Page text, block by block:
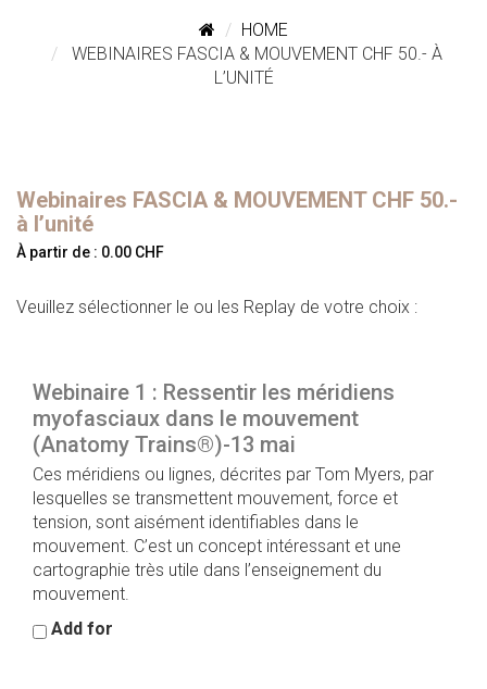
HOME
WEBINAIRES FASCIA & MOUVEMENT CHF 50.- À
L’UNITÉ
Webinaires FASCIA & MOUVEMENT CHF 50.-
à l’unité
À partir de : 0.00 CHF
Veuillez sélectionner le ou les Replay de votre choix :
Webinaire 1 : Ressentir les méridiens
myofasciaux dans le mouvement
(Anatomy Trains®)-13 mai
Ces méridiens ou lignes, décrites par Tom Myers, par
lesquelles se transmettent mouvement, force et
tension, sont aisément identifiables dans le
mouvement. C’est un concept intéressant et une
cartographie très utile dans l’enseignement du
mouvement.
Add for